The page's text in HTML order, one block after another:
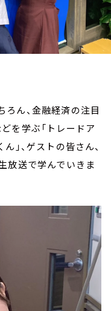
ん、金融経済の注目
を学ぶ「トレードア
」、ゲストの皆さん、
放送で学んでいきま